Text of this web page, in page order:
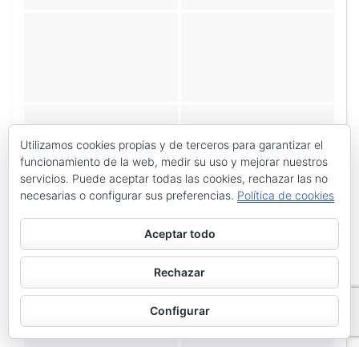
Utilizamos cookies propias y de terceros para garantizar el
funcionamiento de la web, medir su uso y mejorar nuestros
servicios. Puede aceptar todas las cookies, rechazar las no
necesarias o configurar sus preferencias. Política de cookies
Aceptar todo
Rechazar
Configurar